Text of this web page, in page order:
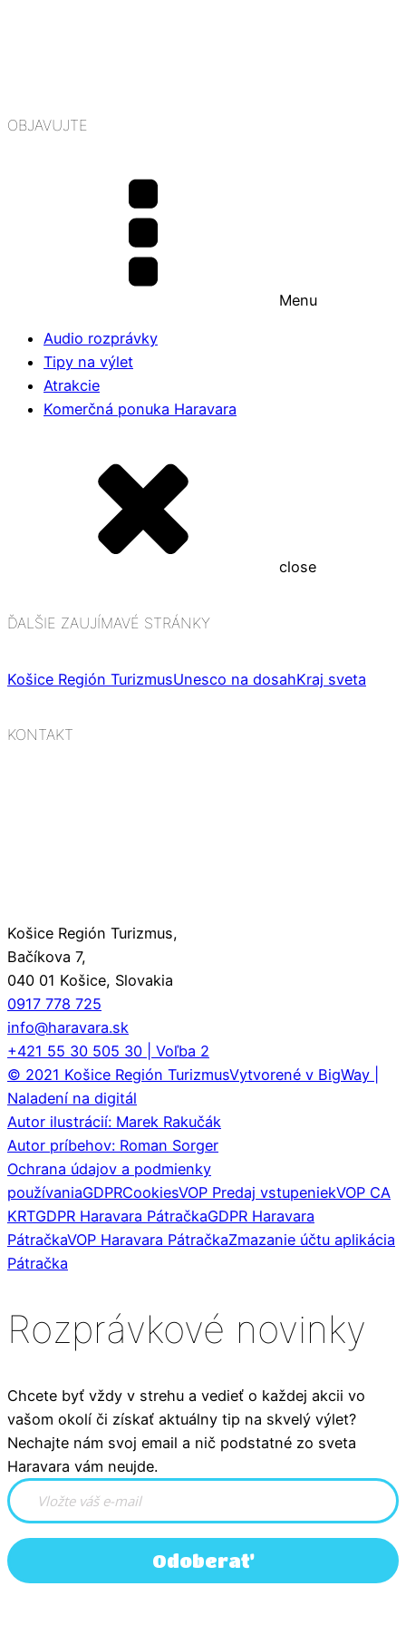
OBJAVUJTE
Menu
Audio rozprávky
Tipy na výlet
Atrakcie
Komerčná ponuka Haravara
close
ĎALŠIE ZAUJÍMAVÉ STRÁNKY
Košice Región TurizmusUnesco na dosahKraj sveta
KONTAKT
Košice Región Turizmus,
Bačíkova 7,
040 01 Košice, Slovakia
0917 778 725
info@haravara.sk
+421 55 30 505 30 | Voľba 2
© 2021 Košice Región TurizmusVytvorené v BigWay |
Naladení na digitál
Autor ilustrácií: Marek Rakučák
Autor príbehov: Roman Sorger
Ochrana údajov a podmienky
používaniaGDPRCookiesVOP Predaj vstupeniekVOP CA
KRTGDPR Haravara PátračkaGDPR Haravara
PátračkaVOP Haravara PátračkaZmazanie účtu aplikácia
Pátračka
Rozprávkové novinky
Chcete byť vždy v strehu a vedieť o každej akcii vo
vašom okolí či získať aktuálny tip na skvelý výlet?
Nechajte nám svoj email a nič podstatné zo sveta
Haravara vám neujde.
Odoberať